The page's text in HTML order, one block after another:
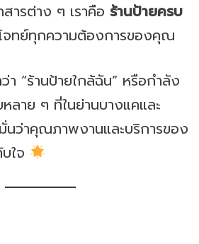
ารต่าง ๆ เราคือ ร้านป้ายครบ
ทย์ทุกความต้องการของคุณ
า “ร้านป้ายใกล้ฉัน” หรือกำลัง
หลาย ๆ ที่ในย่านบางแคและ
มั่นว่าคุณภาพงานและบริการของ
ใจ